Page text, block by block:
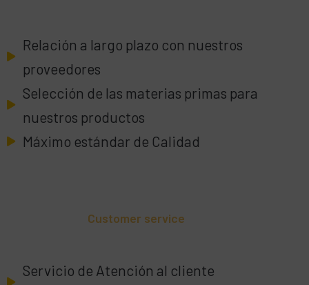
Relación a largo plazo con nuestros
proveedores
Selección de las materias primas para
nuestros productos
Máximo estándar de Calidad
Customer service
Servicio de Atención al cliente